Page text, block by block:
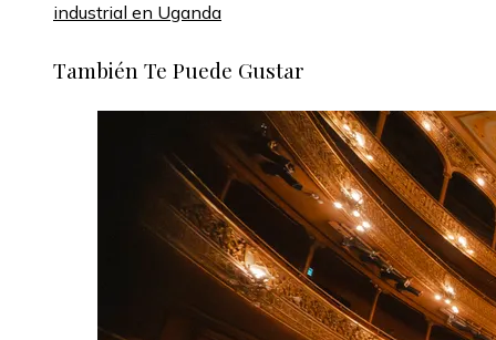
industrial en Uganda
También Te Puede Gustar